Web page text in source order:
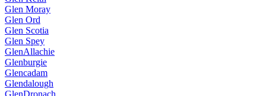
Glen Moray
Glen Ord
Glen Scotia
Glen Spey
GlenAllachie
Glenburgie
Glencadam
Glendalough
GlenDronach